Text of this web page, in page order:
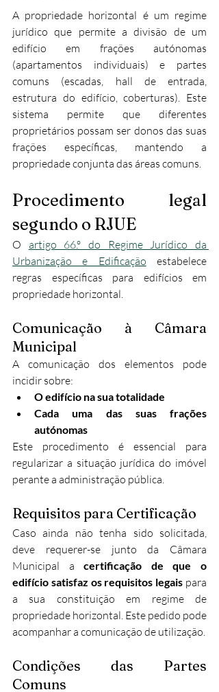
A propriedade horizontal é um regime
jurídico que permite a divisão de um
edifício em frações autónomas
(apartamentos individuais) e partes
comuns (escadas, hall de entrada,
estrutura do edifício, coberturas). Este
sistema permite que diferentes
proprietários possam ser donos das suas
frações específicas, mantendo a
propriedade conjunta das áreas comuns.
Procedimento legal
segundo o RJUE
O artigo 66.º do Regime Jurídico da
Urbanização e Edificação estabelece
regras específicas para edifícios em
propriedade horizontal.
Comunicação à Câmara
Municipal
A comunicação dos elementos pode
incidir sobre:
O edifício na sua totalidade
Cada uma das suas frações
autónomas
Este procedimento é essencial para
regularizar a situação jurídica do imóvel
perante a administração pública.
Requisitos para Certificação
Caso ainda não tenha sido solicitada,
deve requerer-se junto da Câmara
Municipal a certificação de que o
edifício satisfaz os requisitos legais para
a sua constituição em regime de
propriedade horizontal. Este pedido pode
acompanhar a comunicação de utilização.
Condições das Partes
Comuns